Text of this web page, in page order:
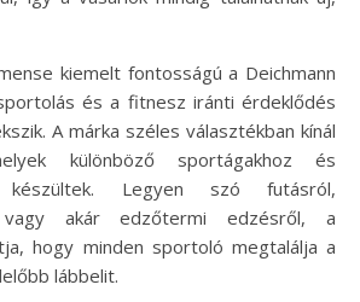
kiemelt fontosságú a Deichmann
és a fitnesz iránti érdeklődés
A márka széles választékban kínál
különböző sportágakhoz és
készültek. Legyen szó futásról,
vagy akár edzőtermi edzésről, a
hogy minden sportoló megtalálja a
lábbelit.